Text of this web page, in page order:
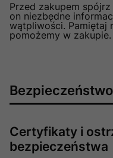
Przed zakupem
on niezbędne
wątpliwości. Pamiętaj
pomożemy w
Certyfikaty i
bezpieczeństwa